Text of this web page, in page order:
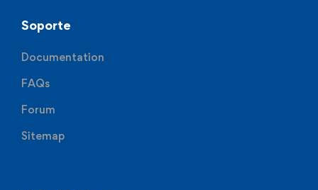
Soporte
Documentation
FAQs
Forum
Sitemap